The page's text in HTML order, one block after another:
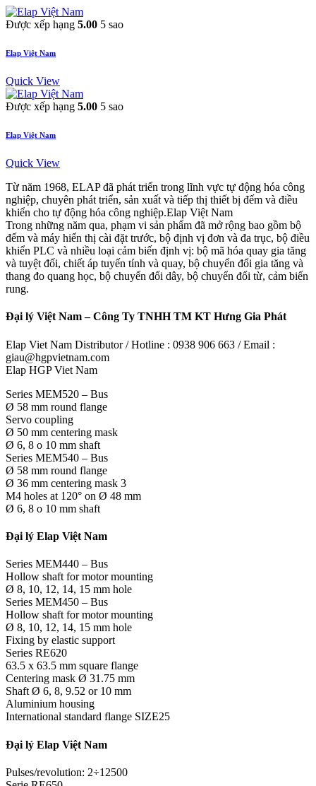
Được xếp hạng 5.00 5 sao
Elap Việt Nam
Quick View
Được xếp hạng 5.00 5 sao
Elap Việt Nam
Quick View
Từ năm 1968, ELAP đã phát triển trong lĩnh vực tự động hóa công
nghiệp, chuyên phát triển, sản xuất và tiếp thị thiết bị đếm và điều
khiển cho tự động hóa công nghiệp.Elap Việt Nam
Trong những năm qua, phạm vi sản phẩm đã mở rộng bao gồm bộ
đếm và máy hiển thị cài đặt trước, bộ định vị đơn và đa trục, bộ điều
khiển PLC và nhiều loại cảm biến định vị: bộ mã hóa quay gia tăng
và tuyệt đối, chiết áp tuyến tính và quay, bộ chuyển đổi gia tăng và
thang đo quang học, bộ chuyển đổi dây, bộ chuyển đổi từ, cảm biến
rung.
Đại lý Việt Nam – Công Ty TNHH TM KT Hưng Gia Phát
Elap Viet Nam Distributor / Hotline : 0938 906 663 / Email :
giau@hgpvietnam.com
Elap HGP Viet Nam
Series MEM520 – Bus
Ø 58 mm round flange
Servo coupling
Ø 50 mm centering mask
Ø 6, 8 o 10 mm shaft
Series MEM540 – Bus
Ø 58 mm round flange
Ø 36 mm centering mask 3
M4 holes at 120° on Ø 48 mm
Ø 6, 8 o 10 mm shaft
Đại lý Elap Việt Nam
Series MEM440 – Bus
Hollow shaft for motor mounting
Ø 8, 10, 12, 14, 15 mm hole
Series MEM450 – Bus
Hollow shaft for motor mounting
Ø 8, 10, 12, 14, 15 mm hole
Fixing by elastic support
Series RE620
63.5 x 63.5 mm square flange
Centering mask Ø 31.75 mm
Shaft Ø 6, 8, 9.52 or 10 mm
Aluminium housing
International standard flange SIZE25
Đại lý Elap Việt Nam
Pulses/revolution: 2÷12500